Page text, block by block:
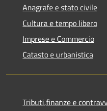
Anagrafe e stato civile
Cultura e tempo libero
Imprese e Commercio
Catasto e urbanistica
Tributi,finanze e